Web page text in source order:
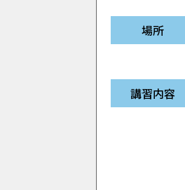
場所
講習内容